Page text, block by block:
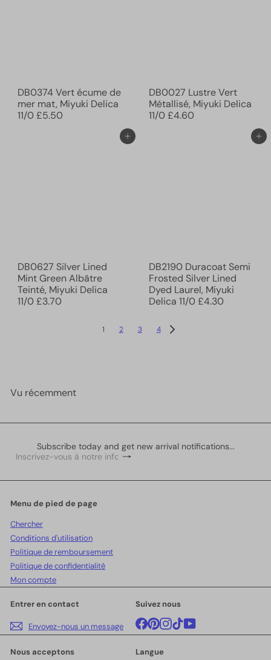
DB0374 Vert écume de
mer mat, Miyuki Delica
11/0£5.50
DB0027 Lustre Vert
Métallisé, Miyuki Delica
11/0£4.60
Ajouter au panier
DB0627 Silver Lined
Mint Green Albâtre
Teinté, Miyuki Delica
11/0£3.70
Ajouter au panier
DB2190 Duracoat Semi
Frosted Silver Lined
Dyed Laurel, Miyuki
Delica 11/0£4.30
1 2 3 4
Vu récemment
Subscribe today and get new arrival notifications...
S'inscrire
Inscrivez-
à
infolettre
Menu de pied de page
Chercher
Conditions d'utilisation
Politique de remboursement
Politique de confidentialité
Mon compte
Entrer en contact
Envoyez-nous un message
Suivez nous
Facebook
Pinterest
Instagram
TikTokYouTube
Nous acceptons Langue